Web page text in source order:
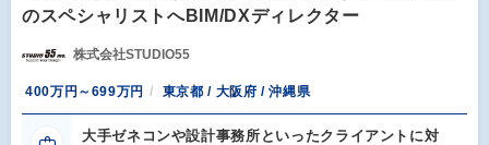
のスペシャリストへBIM/DXディレクター
株式会社STUDIO55
400万円～699万円 東京都 / 大阪府 / 沖縄県
大手ゼネコンや設計事務所といったクライアントに対